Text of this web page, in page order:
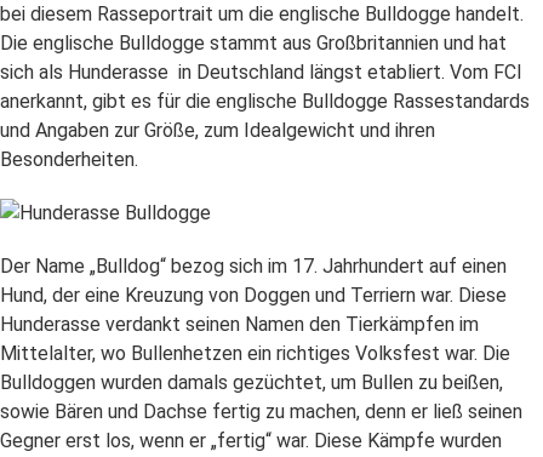
bei diesem Rasseportrait um die englische Bulldogge handelt.
Die englische Bulldogge stammt aus Großbritannien und hat
sich als Hunderasse in Deutschland längst etabliert. Vom FCI
anerkannt, gibt es für die englische Bulldogge Rassestandards
und Angaben zur Größe, zum Idealgewicht und ihren
Besonderheiten.
Der Name „Bulldog“ bezog sich im 17. Jahrhundert auf einen
Hund, der eine Kreuzung von Doggen und Terriern war. Diese
Hunderasse verdankt seinen Namen den Tierkämpfen im
Mittelalter, wo Bullenhetzen ein richtiges Volksfest war. Die
Bulldoggen wurden damals gezüchtet, um Bullen zu beißen,
sowie Bären und Dachse fertig zu machen, denn er ließ seinen
Gegner erst los, wenn er „fertig“ war. Diese Kämpfe wurden